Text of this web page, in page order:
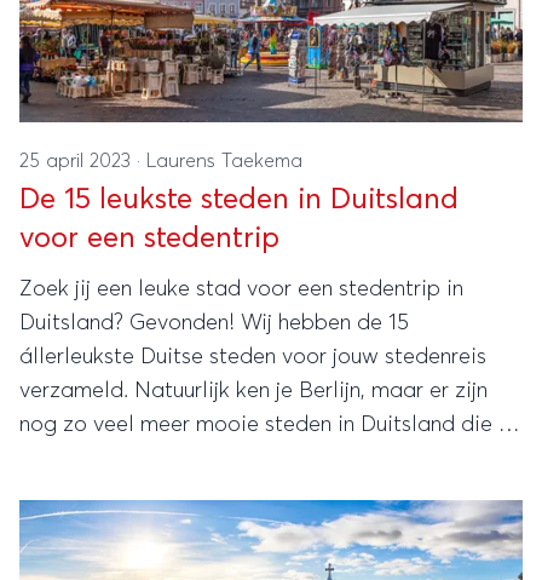
25 april 2023 · Laurens Taekema
De 15 leukste steden in Duitsland
voor een stedentrip
Zoek jij een leuke stad voor een stedentrip in
Duitsland? Gevonden! Wij hebben de 15
állerleukste Duitse steden voor jouw stedenreis
verzameld. Natuurlijk ken je Berlijn, maar er zijn
nog zo veel meer mooie steden in Duitsland die je